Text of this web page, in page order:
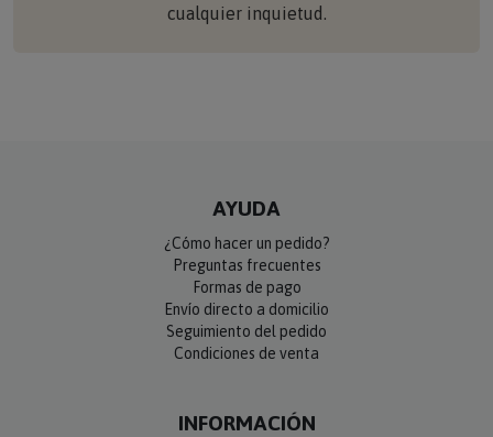
cualquier inquietud.
AYUDA
¿Cómo hacer un pedido?
Preguntas frecuentes
Formas de pago
Envío directo a domicilio
Seguimiento del pedido
Condiciones de venta
INFORMACIÓN